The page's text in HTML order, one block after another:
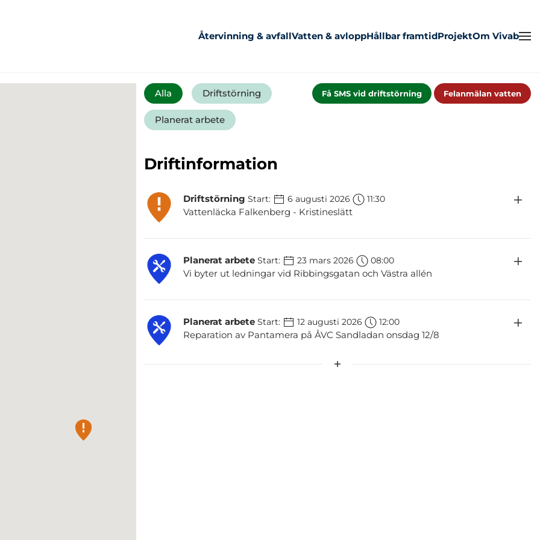
Återvinning & avfallVatten & avloppHållbar framtidProjektOm Vivab
Alla Driftstörning
Planerat arbete
Få SMS vid driftstörning Felanmälan vatten
Driftinformation
Driftstörning Start: 6 augusti 2026 11:30
Vattenläcka Falkenberg - Kristineslätt
Planerat arbete Start: 23 mars 2026 08:00
Vi byter ut ledningar vid Ribbingsgatan och Västra allén
Planerat arbete Start: 12 augusti 2026 12:00
Reparation av Pantamera på ÅVC Sandladan onsdag 12/8